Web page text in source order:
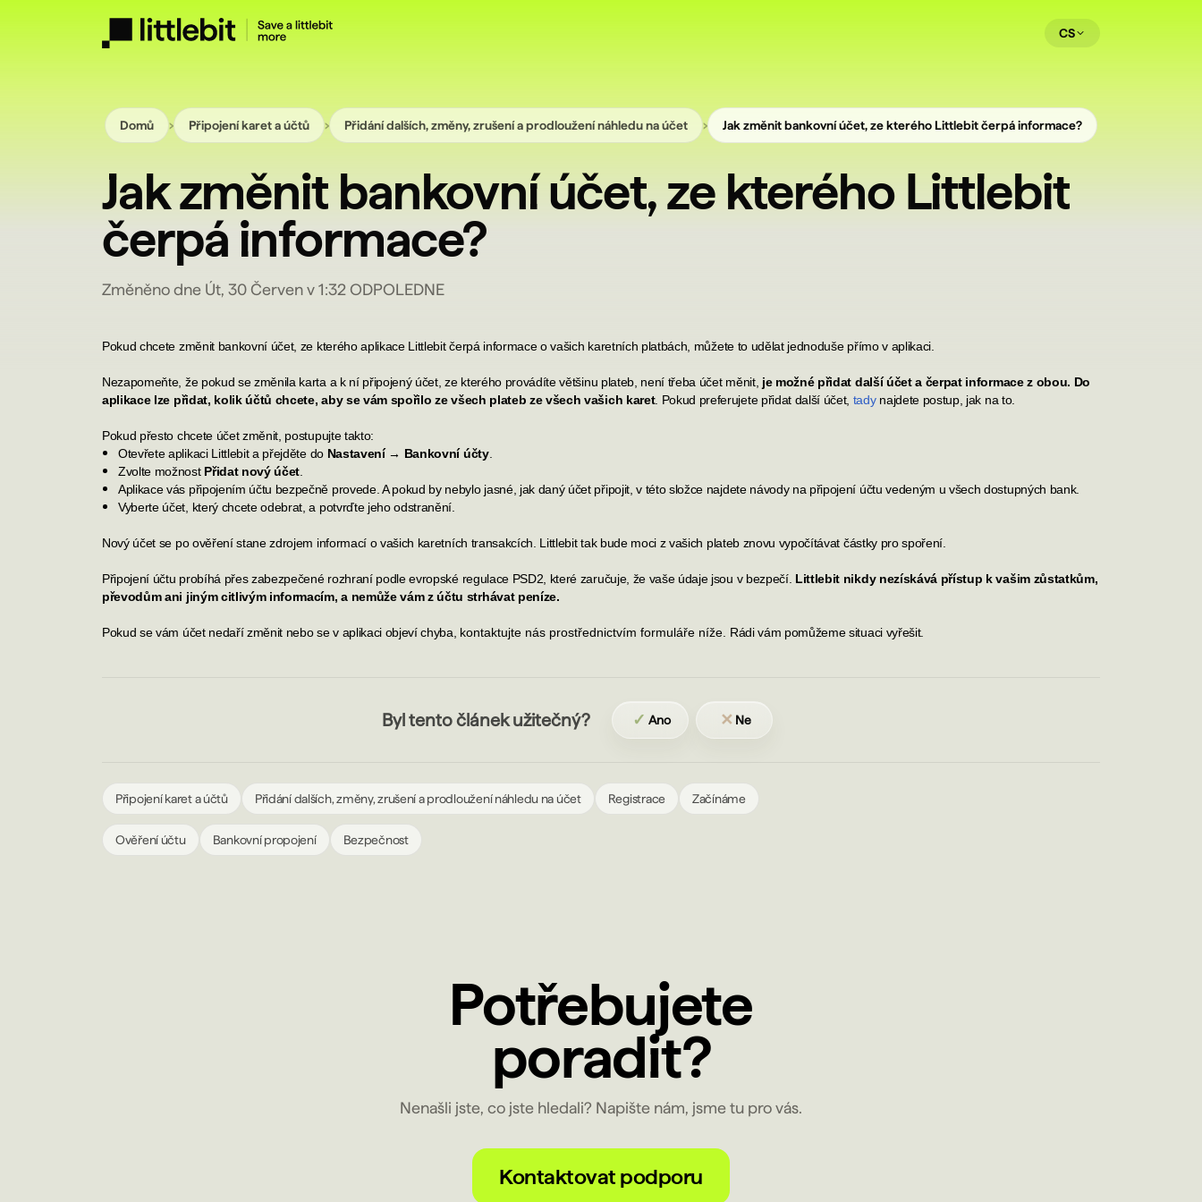
CS
Domů › Připojení karet a účtů › Přidání dalších, změny, zrušení a prodloužení náhledu na účet › Jak změnit bankovní účet, ze kterého Littlebit čerpá informace?
Jak změnit bankovní účet, ze kterého Littlebit
čerpá informace?
Změněno dne Út, 30 Červen v 1:32 ODPOLEDNE
Pokud chcete změnit bankovní účet, ze kterého aplikace Littlebit čerpá informace o vašich karetních platbách, můžete to udělat jednoduše přímo v aplikaci.
Nezapomeňte, že pokud se změnila karta a k ní připojený účet, ze kterého provádíte většinu plateb, není třeba účet měnit, je možné přidat další účet a čerpat informace z obou. Do
aplikace lze přidat, kolik účtů chcete, aby se vám spořilo ze všech plateb ze všech vašich karet. Pokud preferujete přidat další účet, tadynajdete postup, jak na to.
Pokud přesto chcete účet změnit, postupujte takto:
Otevřete aplikaci Littlebit a přejděte do Nastavení → Bankovní účty.
Zvolte možnost Přidat nový účet
Aplikace vás připojením účtu bezpečně provede. A pokud by nebylo jasné, jak daný účet připojit,v této složce najdete návody na připojení účtu vedeným u všech dostupných bank.
Vyberte účet, který chcete odebrat, a potvrďte jeho odstranění.
Nový účet se po ověření stane zdrojem informací o vašich karetních transakcích. Littlebit tak bude moci z vašich plateb znovu vypočítávat částky pro spoření.
Připojení účtu probíhá přes zabezpečené rozhraní podle evropské regulace PSD2, které zaručuje, že vaše údaje jsou v bezpečí. Littlebit nikdy nezískává přístup k vašim zůstatkům,
převodům ani jiným citlivým informacím, a nemůže vám z účtu strhávat peníze.
Pokud se vám účet nedaří změnit nebo se v aplikaci objeví chyba, kontaktujte nás prostřednictvím formuláře níže. Rádi vám pomůžeme situaci vyřešit.
Byl tento článek užitečný? ✓ Ano ✕ Ne
Připojení karet a účtů Přidání dalších, změny, zrušení a prodloužení náhledu na účet Registrace Začínáme
Ověření účtu Bankovní propojení Bezpečnost
Potřebujete
poradit?
Nenašli jste, co jste hledali? Napište nám, jsme tu pro vás.
Kontaktovat podporu